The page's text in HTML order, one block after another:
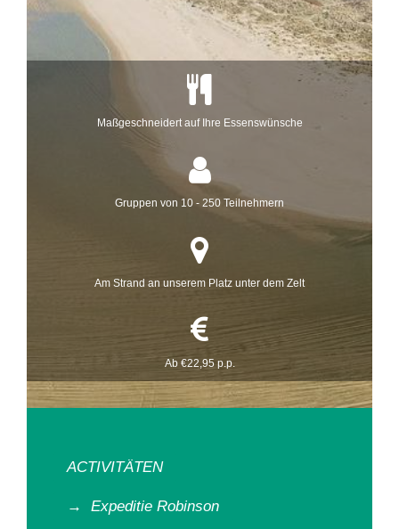
Maßgeschneidert auf Ihre Essenswünsche
Gruppen von 10 - 250 Teilnehmern
Am Strand an unserem Platz unter dem Zelt
Ab €22,95 p.p.
ACTIVITÄTEN
→ Expeditie Robinson